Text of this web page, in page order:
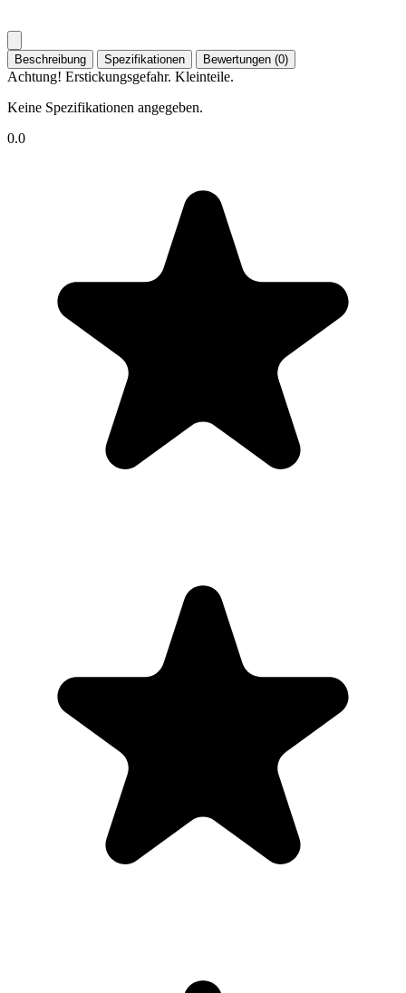
Beschreibung Spezifikationen Bewertungen (0)
Achtung! Erstickungsgefahr. Kleinteile.
Keine Spezifikationen angegeben.
0.0